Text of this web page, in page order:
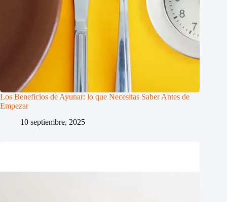
Los Beneficios de Ayunar: lo que Necesitas Saber Antes de
Empezar
10 septiembre, 2025